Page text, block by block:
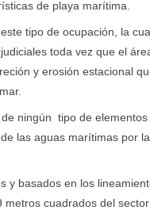
de playa marítima.
tipo de ocupación, la
toda vez que el
y erosión estacional
ningún tipo de
las aguas marítimas por
y basados en los
cuadrados del